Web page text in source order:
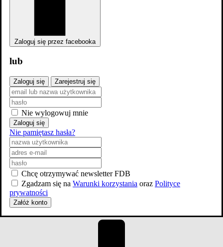
Obsada
Zaloguj się przez facebooka
lub
Zaloguj się Zarejestruj się
Nie wylogowuj mnie
Zaloguj się
Nie pamiętasz hasła?
Chcę otrzymywać newsletter FDB
Zgadzam się na Warunki korzystania oraz Polityce
prywatności
Załóż konto